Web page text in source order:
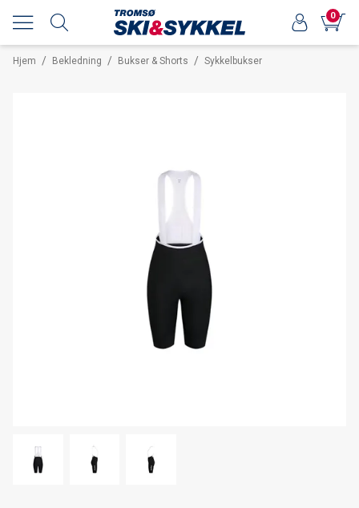
0
Hjem / Bekledning / Bukser & Shorts / Sykkelbukser